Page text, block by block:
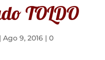
TOLDO
Ago 9, 2016| 0